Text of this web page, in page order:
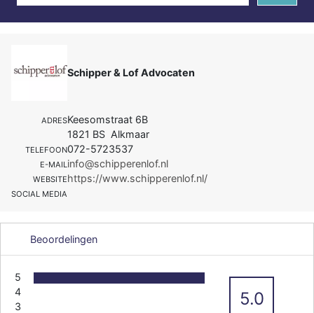
Schipper & Lof Advocaten
ADRESKeesomstraat 6B
1821 BS Alkmaar
TELEFOON072-5723537
E-MAIL info@schipperenlof.nl
WEBSITEhttps://www.schipperenlof.nl/
SOCIAL MEDIA
Beoordelingen
5
4
3
5.0